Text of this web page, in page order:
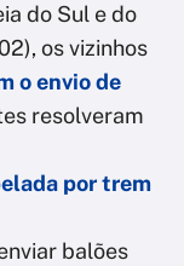
do Sul e do
os vizinhos
o envio de
resolveram
por trem
balões